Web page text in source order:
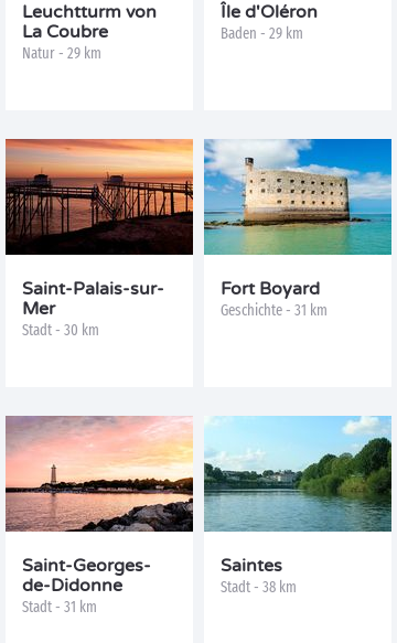
Leuchtturm von
La Coubre
Natur - 29 km
Île d'Oléron
Baden - 29 km
Saint-Palais-sur-
Mer
Stadt - 30 km
Fort Boyard
Geschichte - 31 km
Saint-Georges-
de-Didonne
Stadt - 31 km
Saintes
Stadt - 38 km